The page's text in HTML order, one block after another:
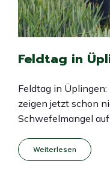
Feldtag in
Feldtag in
zeigen jetzt schon
Schwefelmangel auf
Weiterlesen